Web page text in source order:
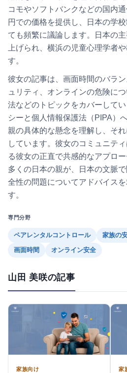
コモやソフトバンクなどの国内
円での価格を提供し、日本の学
ても頻繁に議論します。日本の
上げられ、横浜の児童心理学者
す。
彼女の記事は、画面時間のバラ
ュリティ、オンラインの危険に
法などのトピックをカバーして
シーと個人情報保護法（PIPA）
親の具体的な懸念を理解し、そ
しています。彼女のコミュニテ
る彼女の正直で共感的なアプロ
多くの日本の親が、日本の文脈
全性の問題についてアドバイス
す。
専門分野
ペアレンタルコントロール 家族の
画面時間
オンライン安全
山田 美咲の記事
家族向け 家